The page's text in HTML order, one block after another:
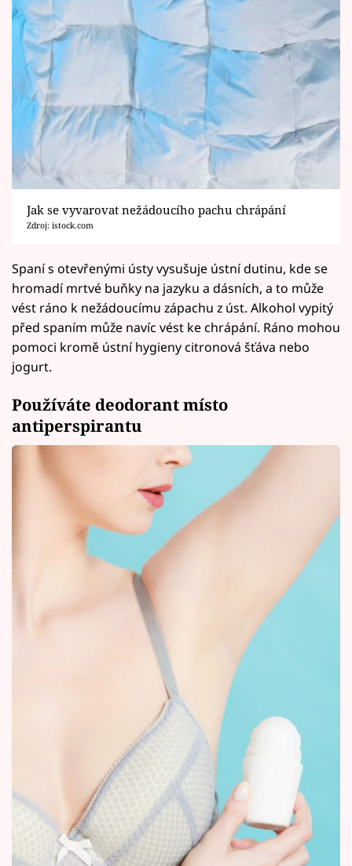
Jak se vyvarovat nežádoucího pachu chrápání
Zdroj: istock.com
Spaní s otevřenými ústy vysušuje ústní dutinu, kde se
hromadí mrtvé buňky na jazyku a dásních, a to může
vést ráno k nežádoucímu zápachu z úst. Alkohol vypitý
před spaním může navíc vést ke chrápání. Ráno mohou
pomoci kromě ústní hygieny citronová šťáva nebo
jogurt.
Používáte deodorant místo
antiperspirantu